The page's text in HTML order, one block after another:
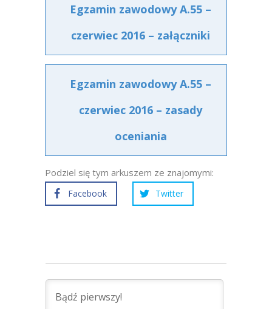
Egzamin zawodowy A.55 –
czerwiec 2016 – załączniki
Egzamin zawodowy A.55 –
czerwiec 2016 – zasady
oceniania
Podziel się tym arkuszem ze znajomymi:
Facebook Twitter